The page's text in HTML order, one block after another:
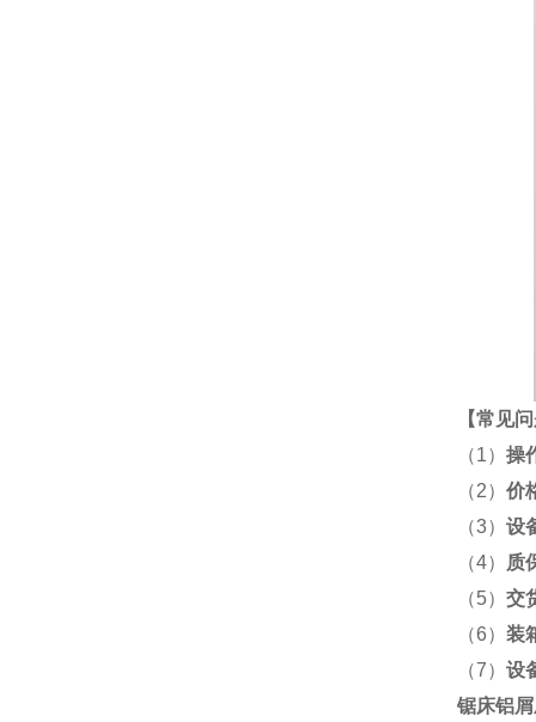
【常见
（1） 操
（2） 价
（3） 设
（4）
质
（5） 交
（6） 装
（7） 设
锯床铝